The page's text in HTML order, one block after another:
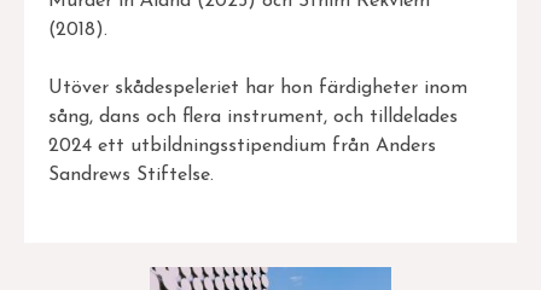
(2018).
Utöver skådespeleriet har hon färdigheter inom
sång, dans och flera instrument, och tilldelades
2024 ett utbildningsstipendium från Anders
Sandrews Stiftelse.